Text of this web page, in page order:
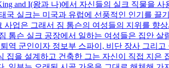
and I(왕과 나)에서 자신들의 실크 직물을
국 실크는 미국과 유럽에 선풍적인 인기를
업은 그래서 짐 톰슨의 여성들의 지위를 향
톰슨 실크 공장에서 일하는 여성들은 집안
역 군인이자 정보부 스파이, 비단 장사 그리
집을 설계하고 건축한 그는 자신이 직접 지